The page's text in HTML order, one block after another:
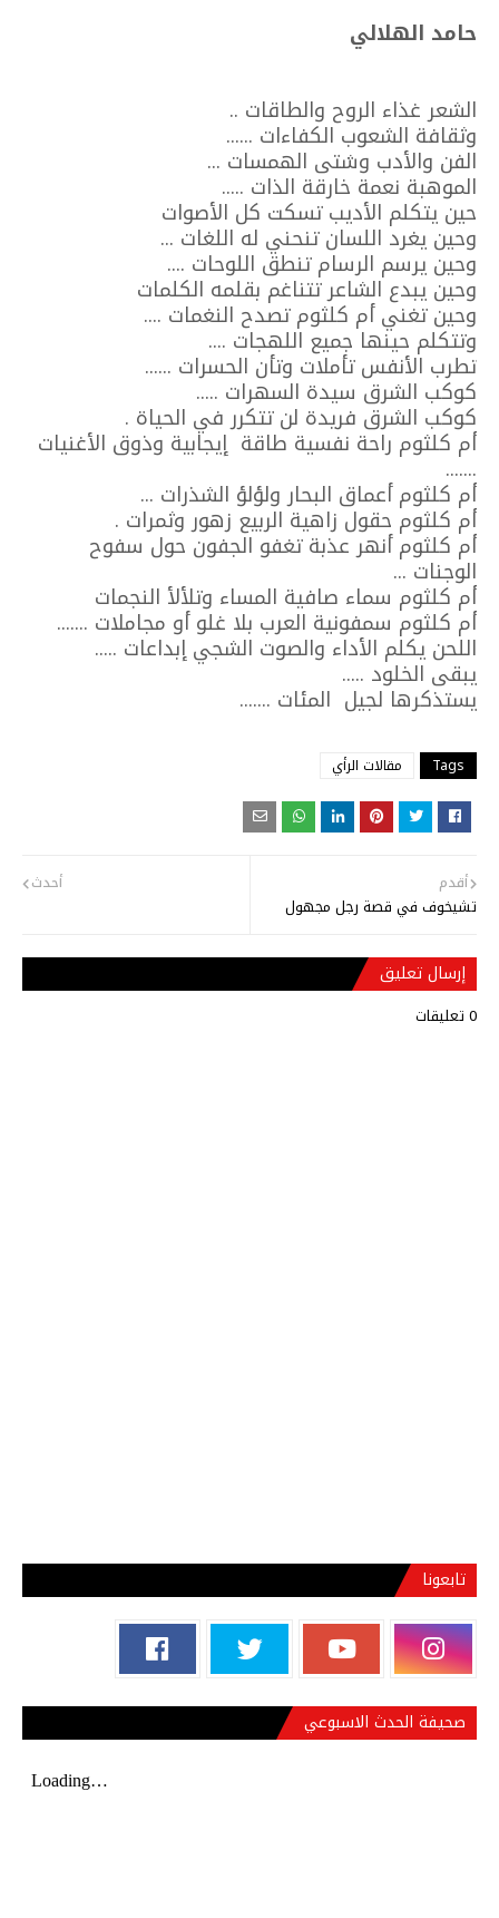
حامد الهلالي
الشعر غذاء الروح والطاقات ..
وثقافة الشعوب الكفاءات ......
الفن والأدب وشتى الهمسات ...
الموهبة نعمة خارقة الذات .....
حين يتكلم الأديب تسكت كل الأصوات
وحين يغرد اللسان تنحني له اللغات ...
وحين يرسم الرسام تنطق اللوحات ....
وحين يبدع الشاعر تتناغم بقلمه الكلمات
وحين تغني أم كلثوم تصدح النغمات ....
وتتكلم حينها جميع اللهجات ....
تطرب الأنفس تأملات وتأن الحسرات ......
كوكب الشرق سيدة السهرات .....
كوكب الشرق فريدة لن تتكرر في الحياة .
أم كلثوم راحة نفسية طاقة إيجابية وذوق الأغنيات
.......
أم كلثوم أعماق البحار ولؤلؤ الشذرات ...
أم كلثوم حقول زاهية الربيع زهور وثمرات .
أم كلثوم أنهر عذبة تغفو الجفون حول سفوح
الوجنات ...
أم كلثوم سماء صافية المساء وتلألأ النجمات
أم كلثوم سمفونية العرب بلا غلو أو مجاملات .......
اللحن يكلم الأداء والصوت الشجي إبداعات .....
يبقى الخلود .....
يستذكرها لجيل المئات .......
Tags مقالات الرأي
أحدث أقدم
تشيخوف في قصة رجل مجهول
إرسال تعليق
0 تعليقات
تابعونا
صحيفة الحدث الاسبوعي